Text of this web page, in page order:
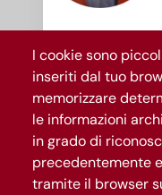
Scopri i temi
Roma
La città
sempre
I cookie sono
inseriti dal tuo
memorizzare
le informazioni
in grado di
precedentemente
tramite il browser